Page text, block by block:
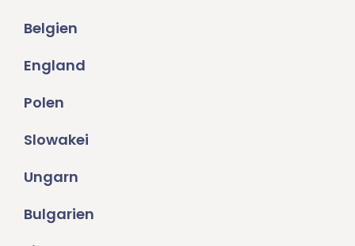
Belgien
England
Polen
Slowakei
Ungarn
Bulgarien